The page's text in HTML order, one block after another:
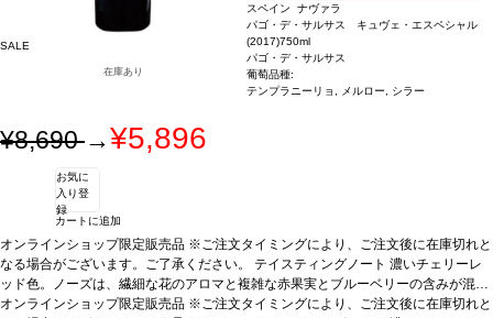
SALE
在庫あり
スペイン ナヴァラ
パゴ・デ・サルサス キュヴェ・エスペシャル
(2017)750ml
パゴ・デ・サルサス
葡萄品種:
テンプラニーリョ, メルロー, シラー
¥8,690→¥5,896
お気に
入り登
録
カートに追加
オンラインショップ限定販売品 ※ご注文タイミングにより、ご注文後に在庫切れと
なる場合がございます。ご了承ください。 テイスティングノート 濃いチェリーレ
ッド色。ノーズは、繊細な花のアロマと複雑な赤果実とブルーベリーの含みが混ざ
り合う複雑なブーケ。風味は滑らかではあるが、力強い。赤果実の含みは、良い酸
オンラインショップ限定販売品 ※ご注文タイミングにより、ご注文後に在庫切れと